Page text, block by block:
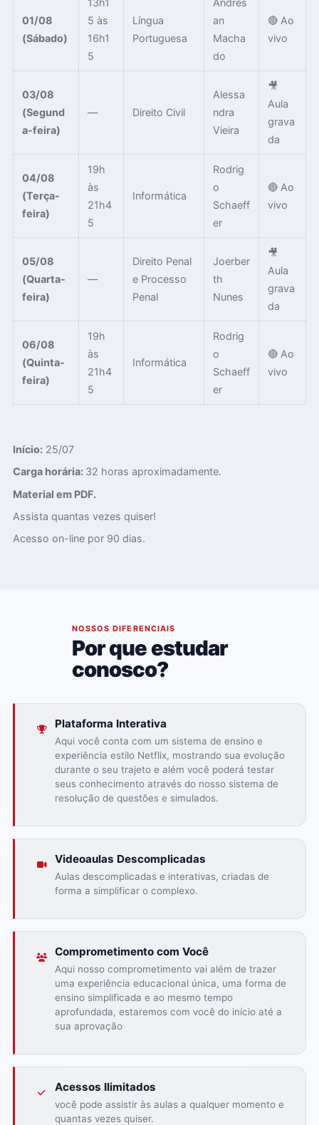
01/08
(Sábado)
13h1
5 às
16h1
5
Língua
Portuguesa
Andres
an
Macha
do
🔴 Ao
vivo
03/08
(Segund
a-feira)
— Direito Civil
Alessa
ndra
Vieira
🎥
Aula
grava
da
04/08
(Terça-
feira)
19h
às
21h4
5
Informática
Rodrig
o
Schaeff
er
🔴 Ao
vivo
05/08
(Quarta-
feira)
—
Direito Penal
e Processo
Penal
Joerber
th
Nunes
🎥
Aula
grava
da
06/08
(Quinta-
feira)
19h
às
21h4
5
Informática
Rodrig
o
Schaeff
er
🔴 Ao
vivo
Início:25/07
Carga horária: 32 horas aproximadamente.
Material em PDF.
Assista quantas vezes quiser!
Acesso on-line por 90 dias.
NOSSOS DIFERENCIAIS
Por que estudar
conosco?
Plataforma Interativa
Aqui você conta com um sistema de ensino e
experiência estilo Netflix, mostrando sua evolução
durante o seu trajeto e além você poderá testar
seus conhecimento através do nosso sistema de
resolução de questões e simulados.
Videoaulas Descomplicadas
Aulas descomplicadas e interativas, criadas de
forma a simplificar o complexo.
Comprometimento com Você
Aqui nosso comprometimento vai além de trazer
uma experiência educacional única, uma forma de
ensino simplificada e ao mesmo tempo
aprofundada, estaremos com você do início até a
sua aprovação
Acessos Ilimitados
você pode assistir às aulas a qualquer momento e
quantas vezes quiser.